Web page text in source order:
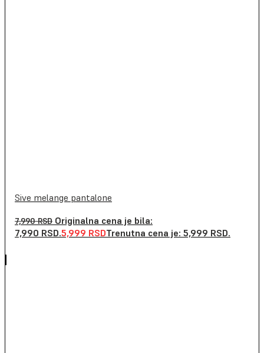
Sive melange pantalone
7,990RSD Originalna cena je bila:
7,990 RSD.5,999 RSDTrenutna cena je: 5,999 RSD.